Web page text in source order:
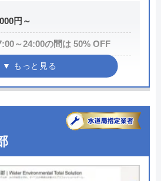
所の基本情報
ベルブック株式会社
龍
年5月
都千代田区九段南2-4-11 パシフィ
スクエア九段南9F
円～
～24:00の間は 50% OFF
短10分
時間
見積もり無料
、クレジットカード